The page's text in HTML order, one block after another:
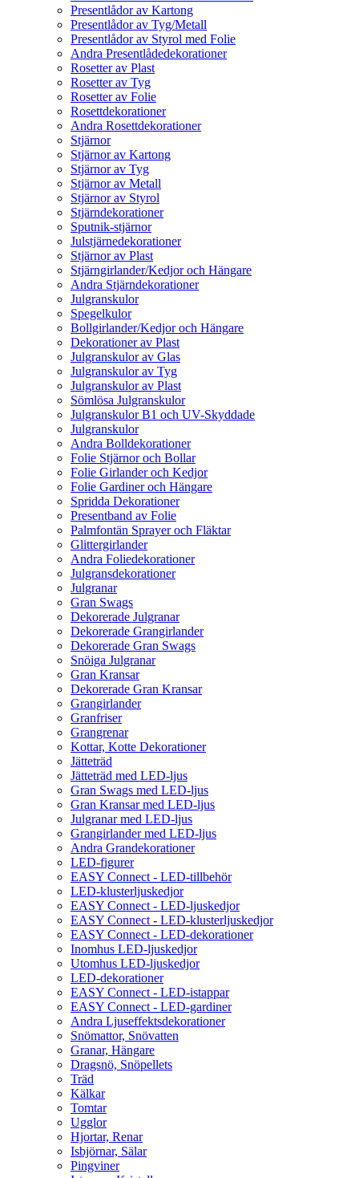
Presentlådor av Kartong
Presentlådor av Tyg/Metall
Presentlådor av Styrol med Folie
Andra Presentlådedekorationer
Rosetter av Plast
Rosetter av Tyg
Rosetter av Folie
Rosettdekorationer
Andra Rosettdekorationer
Stjärnor
Stjärnor av Kartong
Stjärnor av Tyg
Stjärnor av Metall
Stjärnor av Styrol
Stjärndekorationer
Sputnik-stjärnor
Julstjärnedekorationer
Stjärnor av Plast
Stjärngirlander/Kedjor och Hängare
Andra Stjärndekorationer
Julgranskulor
Spegelkulor
Bollgirlander/Kedjor och Hängare
Dekorationer av Plast
Julgranskulor av Glas
Julgranskulor av Tyg
Julgranskulor av Plast
Sömlösa Julgranskulor
Julgranskulor B1 och UV-Skyddade
Julgranskulor
Andra Bolldekorationer
Folie Stjärnor och Bollar
Folie Girlander och Kedjor
Folie Gardiner och Hängare
Spridda Dekorationer
Presentband av Folie
Palmfontän Sprayer och Fläktar
Glittergirlander
Andra Foliedekorationer
Julgransdekorationer
Julgranar
Gran Swags
Dekorerade Julgranar
Dekorerade Grangirlander
Dekorerade Gran Swags
Snöiga Julgranar
Gran Kransar
Dekorerade Gran Kransar
Grangirlander
Granfriser
Grangrenar
Kottar, Kotte Dekorationer
Jätteträd
Jätteträd med LED-ljus
Gran Swags med LED-ljus
Gran Kransar med LED-ljus
Julgranar med LED-ljus
Grangirlander med LED-ljus
Andra Grandekorationer
LED-figurer
EASY Connect - LED-tillbehör
LED-klusterljuskedjor
EASY Connect - LED-ljuskedjor
EASY Connect - LED-klusterljuskedjor
EASY Connect - LED-dekorationer
Inomhus LED-ljuskedjor
Utomhus LED-ljuskedjor
LED-dekorationer
EASY Connect - LED-istappar
EASY Connect - LED-gardiner
Andra Ljuseffektsdekorationer
Snömattor, Snövatten
Granar, Hängare
Dragsnö, Snöpellets
Träd
Kälkar
Tomtar
Ugglor
Hjortar, Renar
Isbjörnar, Sälar
Pingviner